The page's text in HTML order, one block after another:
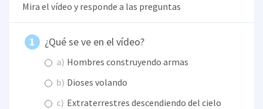
Mira el vídeo y responde a las preguntas
¿Qué se ve en el vídeo?
a) Hombres construyendo armas
b) Dioses volando
c) Extraterrestres descendiendo del cielo